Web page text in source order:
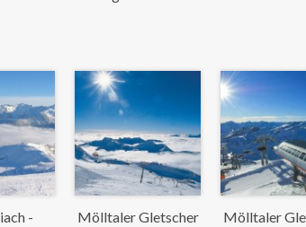
-
Mölltaler Gletscher Mölltaler